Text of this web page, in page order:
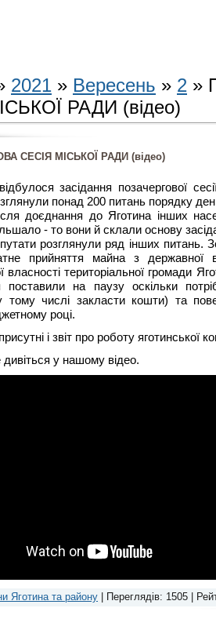
2021 » Вересень » 2 »
РАДИ (відео)
СЕСІЯ МІСЬКОЇ РАДИ (відео)
засідання позачергової
понад 200 питань порядку
доєднання до Яготина інших
- то вони й склали основу
розглянули ряд інших питань.
прийняття майна з державної
власності територіальної громади
поставили на паузу оскільки
тому числі закласти кошти) та
році.
і звіт про роботу яготинської
у нашому відео.
Яготина та району Переглядів: 1505 |